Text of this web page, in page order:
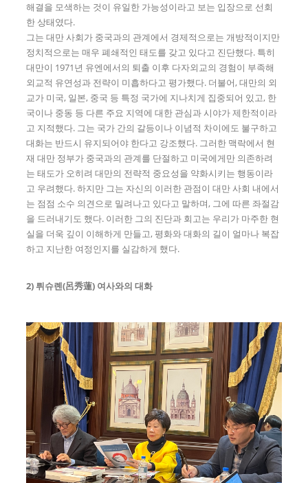
해결을 모색하는 것이 유일한 가능성이라고 보는 입장으로 선회
한 상태였다.
그는 대만 사회가 중국과의 관계에서 경제적으로는 개방적이지만
정치적으로는 매우 폐쇄적인 태도를 갖고 있다고 진단했다. 특히
대만이 1971년 유엔에서의 퇴출 이후 다자외교의 경험이 부족해
외교적 유연성과 전략이 미흡하다고 평가했다. 더불어, 대만의 외
교가 미국, 일본, 중국 등 특정 국가에 지나치게 집중되어 있고, 한
국이나 중동 등 다른 주요 지역에 대한 관심과 시야가 제한적이라
고 지적했다. 그는 국가 간의 갈등이나 이념적 차이에도 불구하고
대화는 반드시 유지되어야 한다고 강조했다. 그러한 맥락에서 현
재 대만 정부가 중국과의 관계를 단절하고 미국에게만 의존하려
는 태도가 오히려 대만의 전략적 중요성을 약화시키는 행동이라
고 우려했다. 하지만 그는 자신의 이러한 관점이 대만 사회 내에서
는 점점 소수 의견으로 밀려나고 있다고 말하며, 그에 따른 좌절감
을 드러내기도 했다. 이러한 그의 진단과 회고는 우리가 마주한 현
실을 더욱 깊이 이해하게 만들고, 평화와 대화의 길이 얼마나 복잡
하고 지난한 여정인지를 실감하게 했다.
2) 뤼슈롄(呂秀蓮) 여사와의 대화